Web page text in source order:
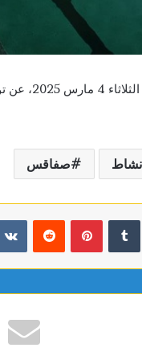
أعلنت
صفاقس
بينتيريست